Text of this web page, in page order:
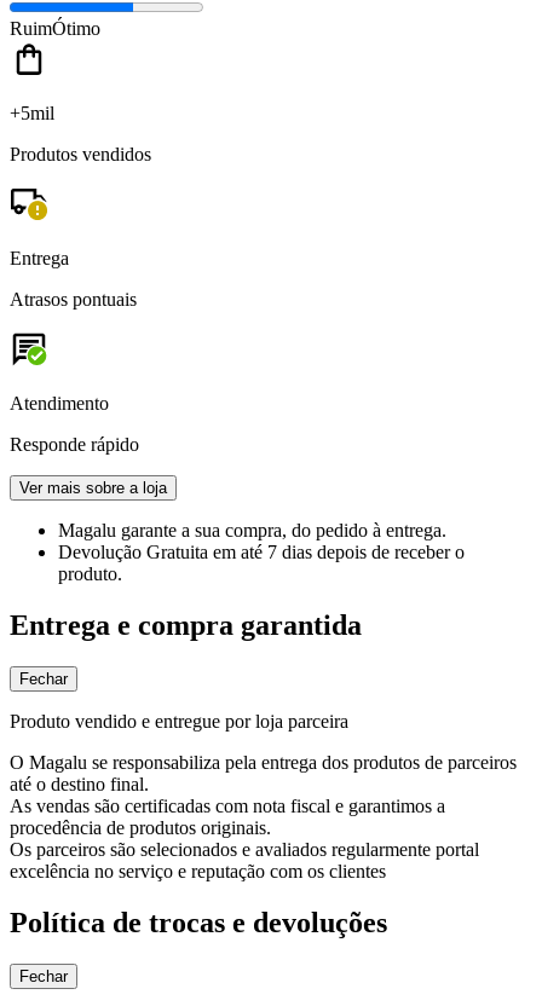
RuimÓtimo
+5mil
Produtos vendidos
Entrega
Atrasos pontuais
Atendimento
Responde rápido
Ver mais sobre a loja
Magalu garante a sua compra, do pedido à entrega.
Devolução Gratuita em até 7 dias depois de receber o
produto.
Entrega e compra garantida
Fechar
Produto vendido e entregue por loja parceira
O Magalu se responsabiliza pela entrega dos produtos de parceiros
até o destino final.
As vendas são certificadas com nota fiscal e garantimos a
procedência de produtos originais.
Os parceiros são selecionados e avaliados regularmente portal
excelência no serviço e reputação com os clientes
Política de trocas e devoluções
Fechar